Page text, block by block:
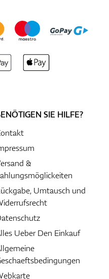
SIE HILFE?
&
Umtausch und
Ueber Den Einkauf